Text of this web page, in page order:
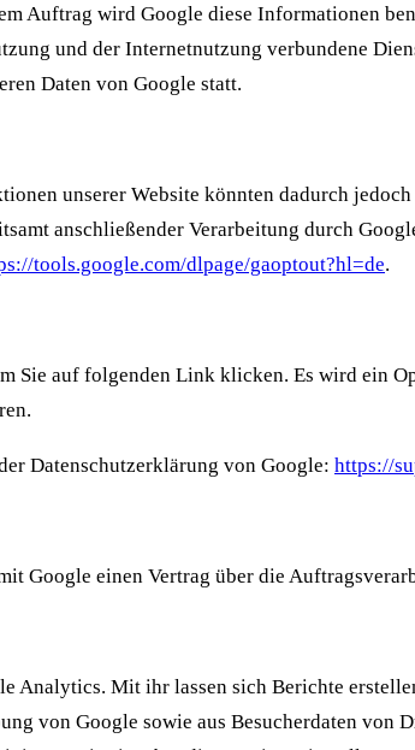
Auftrag wird Google diese Informationen
und der Internetnutzung verbundene
Daten von Google statt.
unserer Website könnten dadurch
anschließender Verarbeitung durch
tools.google.com/dlpage/gaoptout?hl=de.
Sie auf folgenden Link klicken. Es wird ein
Datenschutzerklärung von Google: https://
Google einen Vertrag über die
Mit ihr lassen sich Berichte
von Google sowie aus Besucherdaten